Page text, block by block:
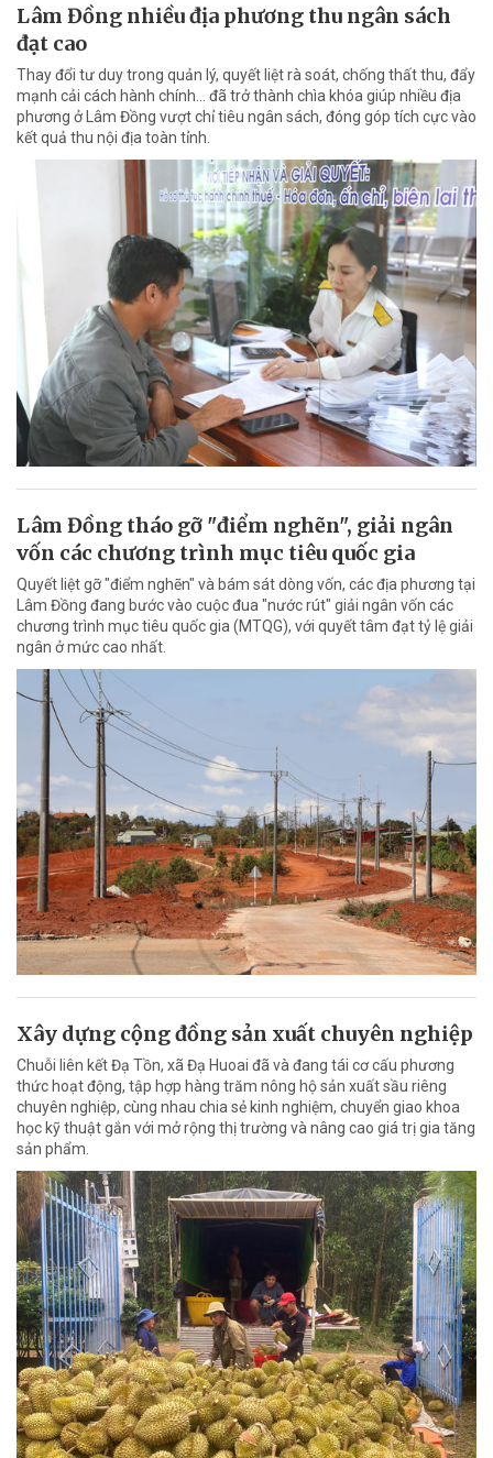
Lâm Đồng nhiều địa phương thu ngân sách
đạt cao
Thay đổi tư duy trong quản lý, quyết liệt rà soát, chống thất thu, đẩy
mạnh cải cách hành chính... đã trở thành chìa khóa giúp nhiều địa
phương ở Lâm Đồng vượt chỉ tiêu ngân sách, đóng góp tích cực vào
kết quả thu nội địa toàn tỉnh.
Lâm Đồng tháo gỡ "điểm nghẽn", giải ngân
vốn các chương trình mục tiêu quốc gia
Quyết liệt gỡ "điểm nghẽn" và bám sát dòng vốn, các địa phương tại
Lâm Đồng đang bước vào cuộc đua "nước rút" giải ngân vốn các
chương trình mục tiêu quốc gia (MTQG), với quyết tâm đạt tỷ lệ giải
ngân ở mức cao nhất.
Xây dựng cộng đồng sản xuất chuyên nghiệp
Chuỗi liên kết Đạ Tồn, xã Đạ Huoai đã và đang tái cơ cấu phương
thức hoạt động, tập hợp hàng trăm nông hộ sản xuất sầu riêng
chuyên nghiệp, cùng nhau chia sẻ kinh nghiệm, chuyển giao khoa
học kỹ thuật gắn với mở rộng thị trường và nâng cao giá trị gia tăng
sản phẩm.